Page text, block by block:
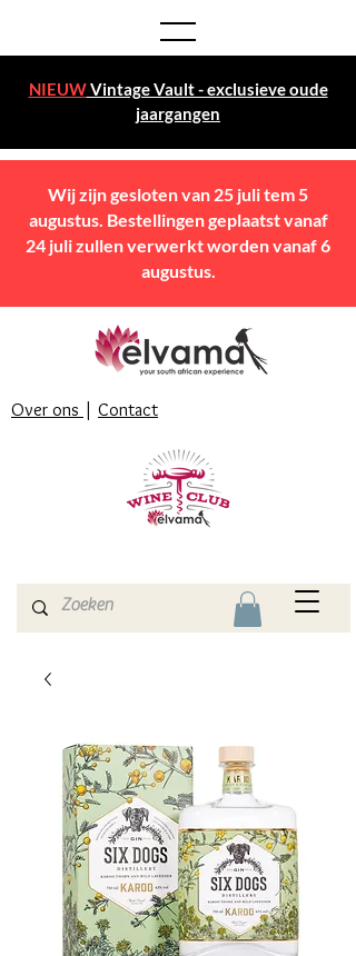
NIEUWVintage Vault - exclusieve oude
jaargangen
Over ons | Contact
Wij zijn gesloten van 25 juli tem 5
augustus. Bestellingen geplaatst vanaf
24 juli zullen verwerkt worden vanaf 6
augustus.